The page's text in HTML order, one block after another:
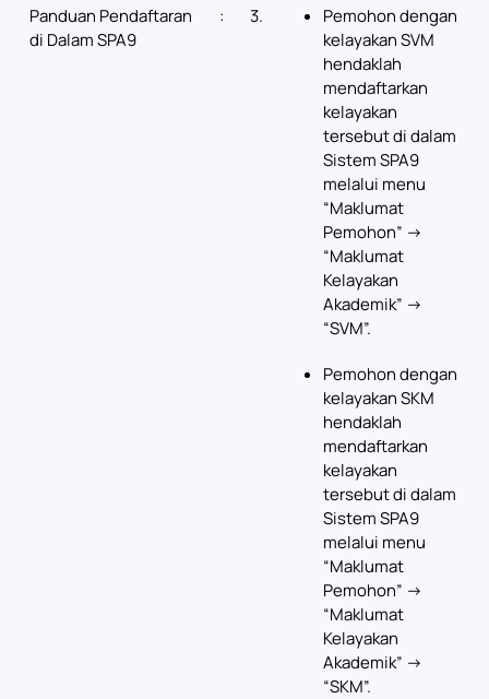
Panduan Pendaftaran
di Dalam SPA9
: 3.
Pemohon dengan
kelayakan SVM
hendaklah
mendaftarkan
kelayakan
tersebut di dalam
Sistem SPA9
melalui menu
“Maklumat
Pemohon” ->
“Maklumat
Kelayakan
Akademik” ->
“SVM”.
Pemohon dengan
kelayakan SKM
hendaklah
mendaftarkan
kelayakan
tersebut di dalam
Sistem SPA9
melalui menu
“Maklumat
Pemohon” ->
“Maklumat
Kelayakan
Akademik” ->
“SKM”.